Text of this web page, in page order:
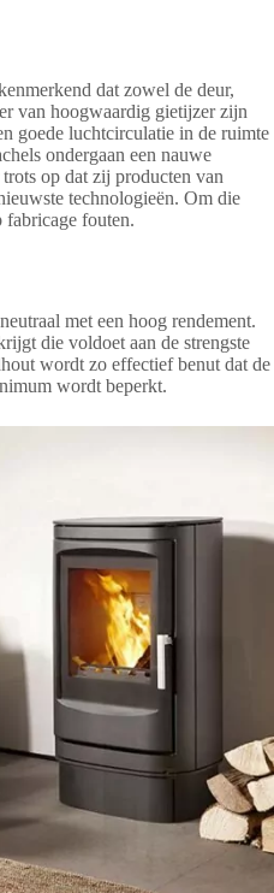
dat zowel de deur,
van hoogwaardig gietijzer zijn
goede luchtcirculatie in de ruimte
ondergaan een nauwe
op dat zij producten van
technologieën. Om die
fouten.
met een hoog rendement.
die voldoet aan de strengste
wordt zo effectief benut dat de
wordt beperkt.